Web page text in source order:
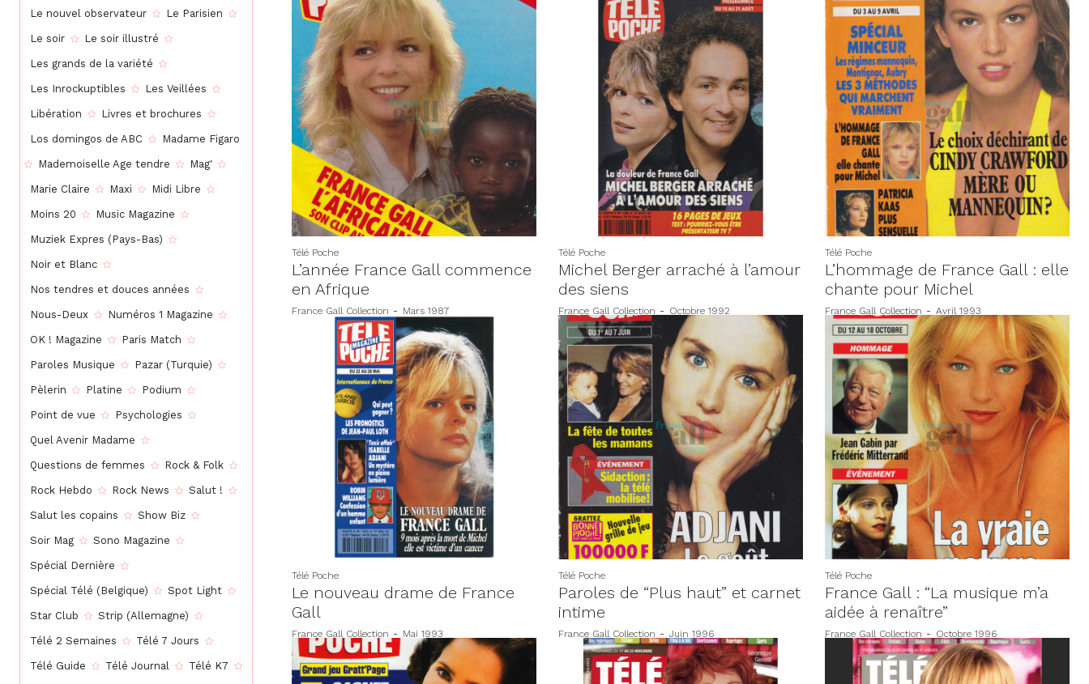
Le nouvel observateur Le Parisien
Le soir Le soir illustré
Les grands de la variété
Les Inrockuptibles Les Veillées
Libération Livres et brochures
Los domingos de ABC Madame Figaro
Mademoiselle Age tendre Mag'
Marie Claire Maxi Midi Libre
Moins 20 Music Magazine
Muziek Expres (Pays-Bas)
Noir et Blanc
Nos tendres et douces années
Nous-Deux Numéros 1 Magazine
OK ! Magazine Paris Match
Paroles Musique Pazar (Turquie)
Pèlerin Platine Podium
Point de vue Psychologies
Quel Avenir Madame
Questions de femmes Rock & Folk
Rock Hebdo Rock News Salut !
Salut les copains Show Biz
Soir Mag Sono Magazine
Spécial Dernière
Spécial Télé (Belgique) Spot Light
Star Club Strip (Allemagne)
Télé 2 Semaines Télé 7 Jours
Télé Guide Télé Journal Télé K7
Télé Poche
L’année France Gall commence
en Afrique
France Gall Collection - Mars 1987
Télé Poche
Michel Berger arraché à l’amour
des siens
France Gall Collection - Octobre 1992
Télé Poche
L’hommage de France Gall : elle
chante pour Michel
France Gall Collection - Avril 1993
Télé Poche
Le nouveau drame de France
Gall
France Gall Collection - Mai 1993
Télé Poche
Paroles de “Plus haut” et carnet
intime
France Gall Collection - Juin 1996
Télé Poche
France Gall : “La musique m’a
aidée à renaître”
France Gall Collection - Octobre 1996